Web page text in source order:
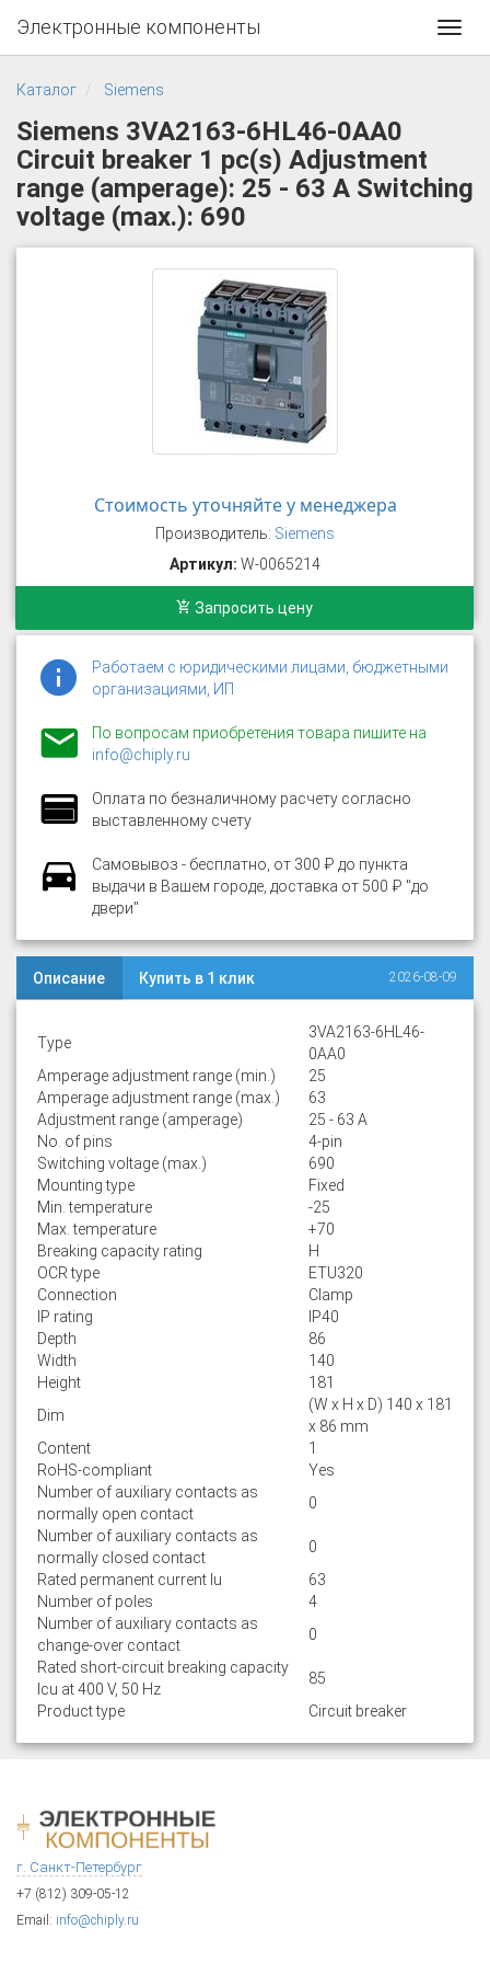
Электронные компоненты
Каталог Siemens
Siemens 3VA2163-6HL46-0AA0
Circuit breaker 1 pc(s) Adjustment
range (amperage): 25 - 63 A Switching
voltage (max.): 690
Стоимость уточняйте у менеджера
Производитель: Siemens
Артикул: W-0065214
Запросить цену
Работаем с юридическими лицами, бюджетными
организациями, ИП
По вопросам приобретения товара пишите на
info@chiply.ru
Оплата по безналичному расчету согласно
выставленному счету
Самовывоз - бесплатно, от 300 ₽ до пункта
выдачи в Вашем городе, доставка от 500 ₽ "до
двери"
Описание Купить в 1 клик 2026-08-09
Type
3VA2163-6HL46-
0AA0
Amperage adjustment range (min.)
25
Amperage adjustment range (max.)
63
Adjustment range (amperage)
25 - 63 A
No. of pins
4-pin
Switching voltage (max.)
690
Mounting type
Fixed
Min. temperature
-25
Max. temperature
+70
Breaking capacity rating
H
OCR type
ETU320
Connection
Clamp
IP rating
IP40
Depth
86
Width
140
Height
181
Dim
(W x H x D) 140 x 181
x 86 mm
Content
1
RoHS-compliant
Yes
Number of auxiliary contacts as
normally open contact
0
Number of auxiliary contacts as
normally closed contact
0
Rated permanent current Iu
63
Number of poles
4
Number of auxiliary contacts as
change-over contact
0
Rated short-circuit breaking capacity
lcu at 400 V, 50 Hz
85
Product type
Circuit breaker
г. Санкт-Петербург
+7 (812) 309-05-12
Email: info@chiply.ru